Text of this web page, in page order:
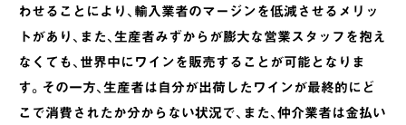
わせることにより、輸入業者のマージンを低減させるメリッ
トがあり、また、生産者みずからが膨大な営業スタッフを抱え
なくても、世界中にワインを販売することが可能となりま
す。その一方、生産者は自分が出荷したワインが最終的にど
こで消費されたか分からない状況で、また、仲介業者は金払い